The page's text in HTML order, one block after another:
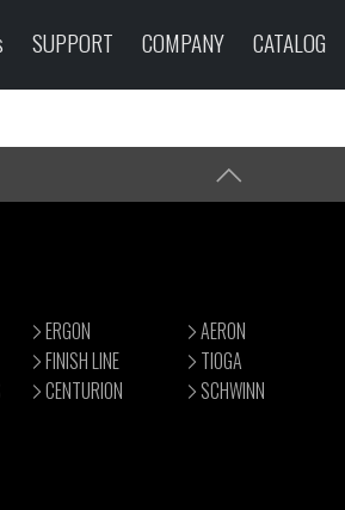
SUPPORT COMPANY CATALOG
ERGON
AERON
FINISH LINE
TIOGA
CENTURION
SCHWINN